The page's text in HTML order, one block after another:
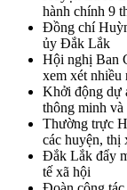
hành chính 9
Đồng chí
ủy Đắk Lắk
Hội nghị Ban
xem xét nhiều
Khởi động dự
thông minh
Thường trực
các huyện, thị
Đắk Lắk đẩy
tế xã hội